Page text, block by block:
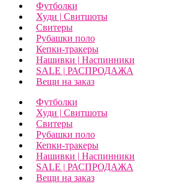
Футболки
Худи | Свитшоты
Свитеры
Рубашки поло
Кепки-тракеры
Нашивки | Наспинники
SALE | РАСПРОДАЖА
Вещи на заказ
Футболки
Худи | Свитшоты
Свитеры
Рубашки поло
Кепки-тракеры
Нашивки | Наспинники
SALE | РАСПРОДАЖА
Вещи на заказ